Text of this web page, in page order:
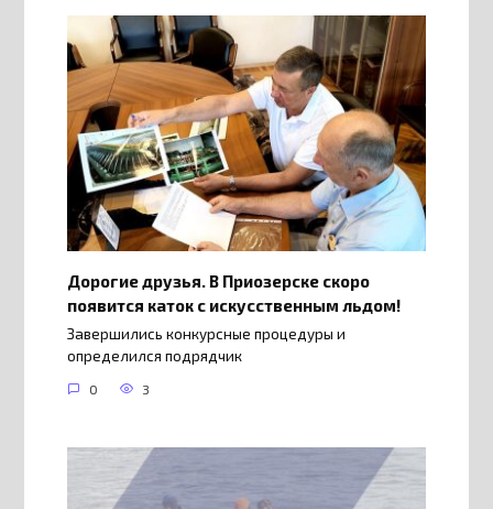
Дорогие друзья. В Приозерске скоро
появится каток с искусственным льдом!
Завершились конкурсные процедуры и
определился подрядчик
0 3